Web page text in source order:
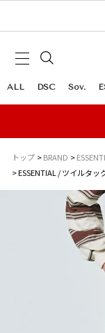
ALL DSC Sov.
トップ BRAND
ESSENTIAL / ツイルタッ